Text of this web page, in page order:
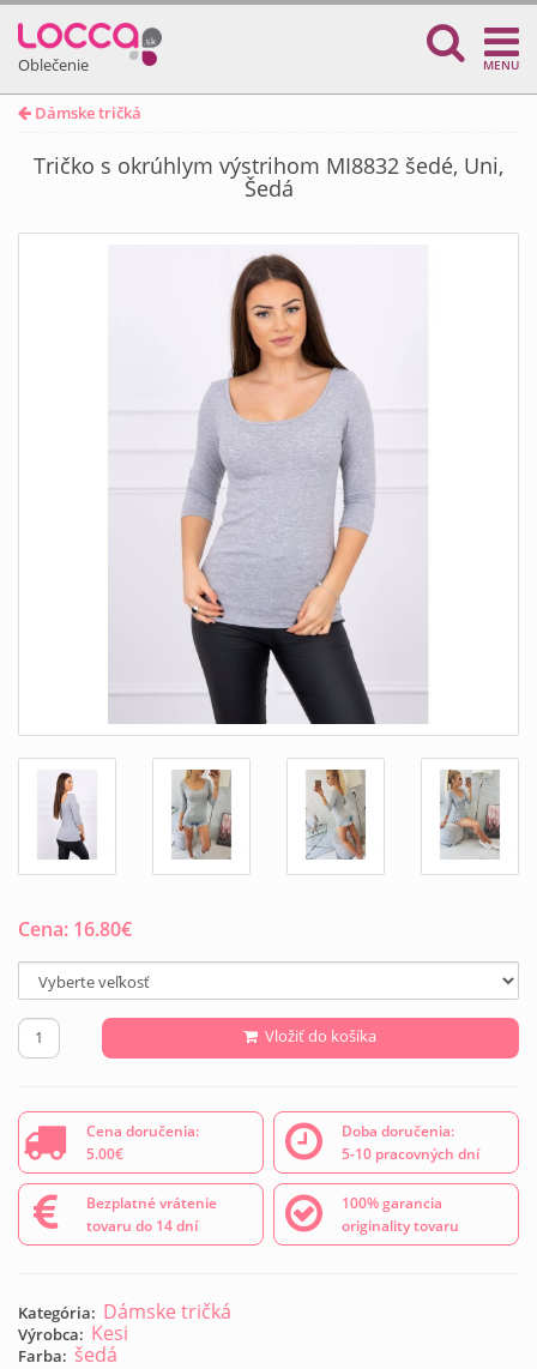
Oblečenie MENU
Dámske tričká
Tričko s okrúhlym výstrihom MI8832 šedé, Uni,
Šedá
Cena: 16.80€
Vložiť do košíka
Cena doručenia:
5.00€
Doba doručenia:
5-10 pracovných dní
Bezplatné vrátenie
tovaru do 14 dní
100% garancia
originality tovaru
Kategória: Dámske tričká
Výrobca: Kesi
Farba: šedá